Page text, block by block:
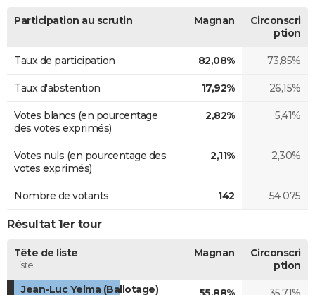
Participation au scrutin Magnan
Circonscri
ption
Taux de participation 82,08% 73,85%
Taux d'abstention 17,92% 26,15%
Votes blancs (en pourcentage
des votes exprimés)
2,82% 5,41%
Votes nuls (en pourcentage des
votes exprimés)
2,11% 2,30%
Nombre de votants 142 54 075
Résultat 1er tour
Tête de liste
Liste
Magnan
Circonscri
ption
Jean-Luc Yelma (Ballotage)